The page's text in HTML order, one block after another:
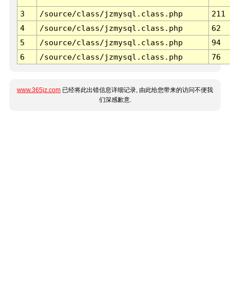
3 /source/class/jzmysql.class.php
211
4
/source/class/jzmysql.class.php
62
5
/source/class/jzmysql.class.php
94
6
/source/class/jzmysql.class.php 76
www.365jz.com 已经将此出错信息详细记录, 由此给您带来的访问不便我
们深感歉意.